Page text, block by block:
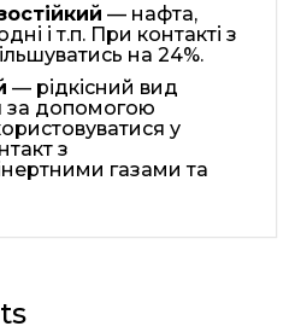
— нафта,
і т.п. При контакті з
на 24%.
— рідкісний вид
за допомогою
у
з
газами та